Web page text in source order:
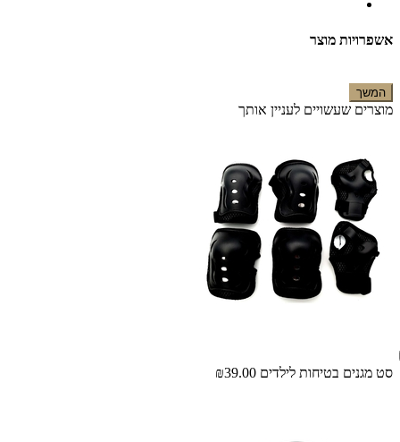
אשפרויות מוצר
המשך
מוצרים שעשויים לעניין אותך
סט מגנים בטיחות לילדים ₪39.00